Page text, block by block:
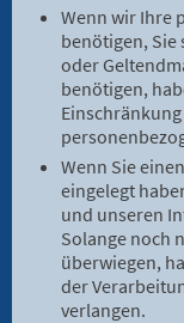
Wenn wir Ihre
benötigen, Sie
oder
benötigen,
Wenn Sie
eingelegt
und unseren
Solange noch
überwiegen,
der
verlangen.